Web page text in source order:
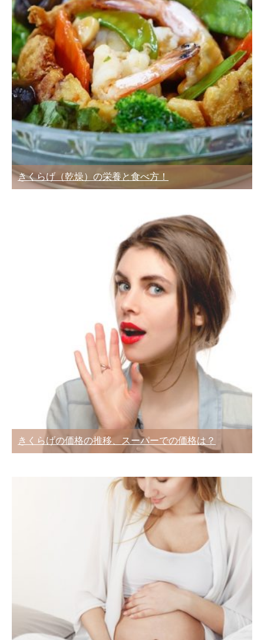
きくらげ（乾燥）の栄養と食べ方！
きくらげの価格の推移、スーパーでの価格は？